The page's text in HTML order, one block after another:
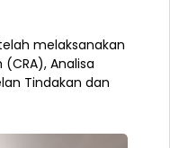
melaksanakan
(CRA), Analisa
Tindakan dan